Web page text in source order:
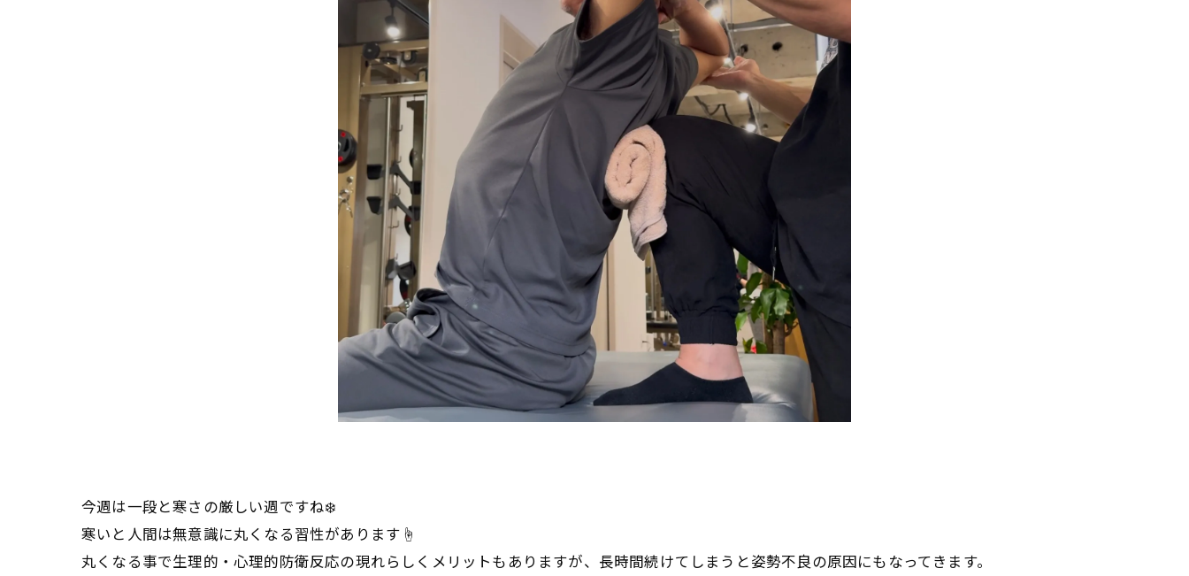
今週は一段と寒さの厳しい週ですね❄️
寒いと人間は無意識に丸くなる習性があります☝️
丸くなる事で生理的・心理的防衛反応の現れらしくメリットもありますが、長時間続けてしまうと姿勢不良の原因にもなってきます。